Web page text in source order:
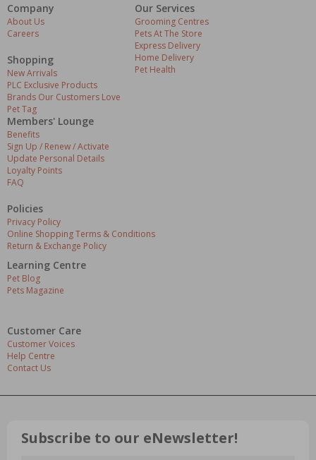
Company
About Us
Careers
Shopping
New Arrivals
PLC Exclusive Products
Brands Our Customers Love
Pet Tag
Our Services
Grooming Centres
Pets At The Store
Express Delivery
Home Delivery
Pet Health
Members' Lounge
Benefits
Sign Up / Renew / Activate
Update Personal Details
Loyalty Points
FAQ
Policies
Privacy Policy
Online Shopping Terms & Conditions
Return & Exchange Policy
Learning Centre
Pet Blog
Pets Magazine
Customer Care
Customer Voices
Help Centre
Contact Us
Subscribe to our eNewsletter!